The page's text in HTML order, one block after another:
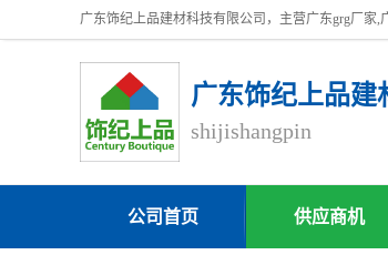
广东饰纪上品建
shijishangpin
公司首页 供应商机